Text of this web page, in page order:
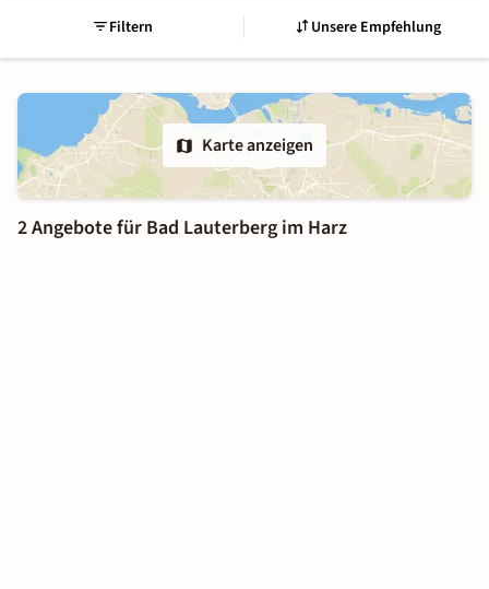
Filtern Unsere Empfehlung
Karte anzeigen
2 Angebote für Bad Lauterberg im Harz